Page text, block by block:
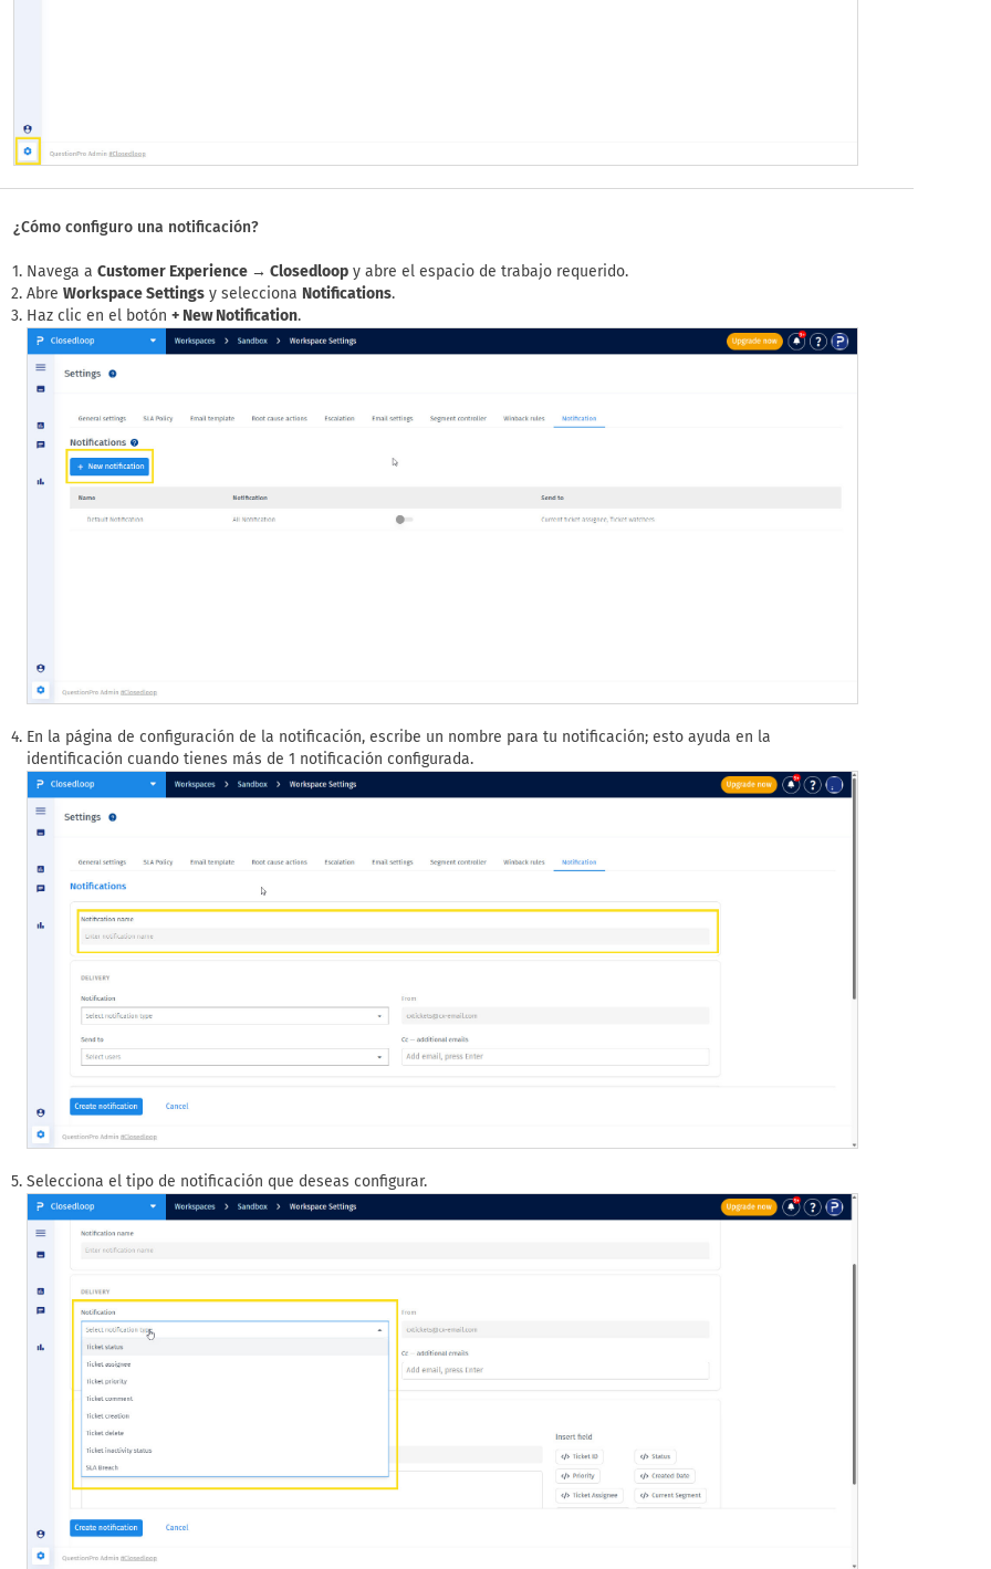
¿Cómo configuro una notificación?
Navega a Customer Experience → Closedloop y abre el espacio de trabajo requerido.
Abre Workspace Settings y selecciona Notifications.
Haz clic en el botón + New Notification.
En la página de configuración de la notificación, escribe un nombre para tu notificación; esto ayuda en la
identificación cuando tienes más de 1 notificación configurada.
Selecciona el tipo de notificación que deseas configurar.